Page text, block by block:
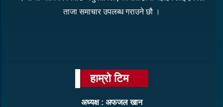
ताजा समाचार उपलब्ध गराउने छौ ।
हाम्रो टिम
अध्यक्ष : अफजल खान